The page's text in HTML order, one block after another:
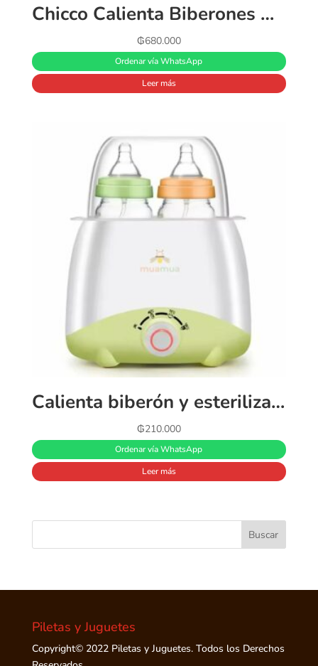
Chicco Calienta Biberones Casa y Coche
₲680.000
Ordenar vía WhatsApp
Leer más
Calienta biberón y esterilizador 2en1 MUA MUA ❤️
₲210.000
Ordenar vía WhatsApp
Leer más
Piletas y Juguetes
Copyright© 2022 Piletas y Juguetes. Todos los Derechos